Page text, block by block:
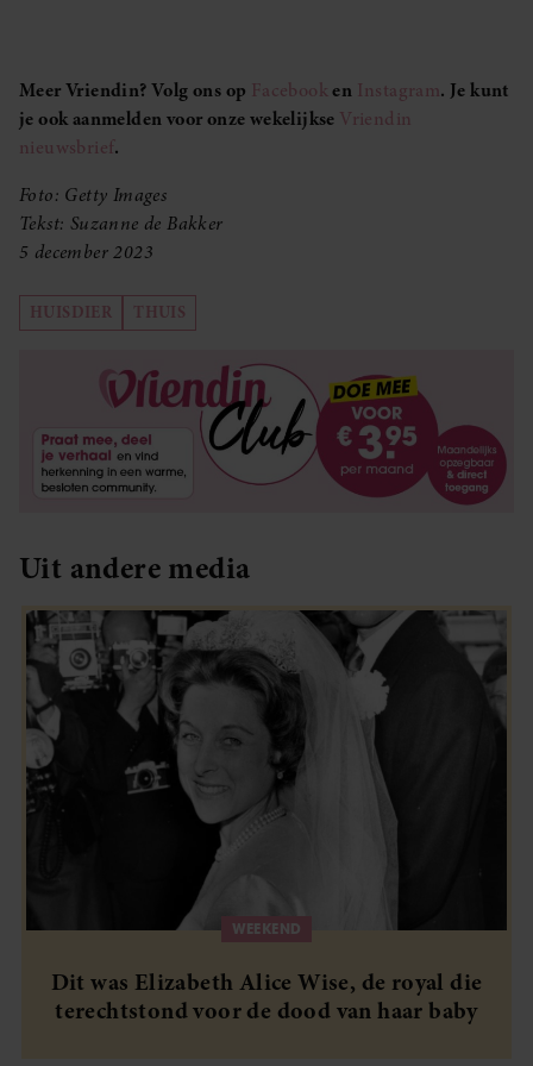
Meer Vriendin? Volg ons op Facebooken Instagram. Je kunt
je ook aanmelden voor onze wekelijkse Vriendin
nieuwsbrief.
Foto: Getty Images
Tekst: Suzanne de Bakker
5 december 2023
HUISDIER THUIS
Uit andere media
WEEKEND
Dit was Elizabeth Alice Wise, de royal die
terechtstond voor de dood van haar baby